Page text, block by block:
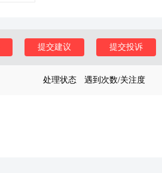
提交投诉
提交建议
处理状态 遇到次数/关注度